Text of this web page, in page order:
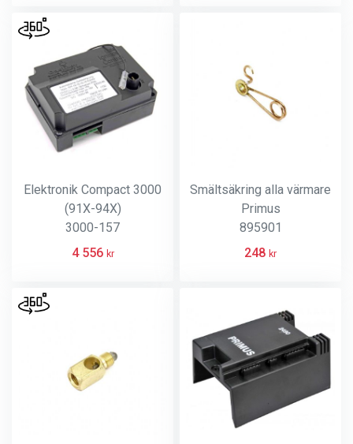
Elektronik Compact 3000
(91X-94X)
3000-157
4 556 kr
Smältsäkring alla värmare
Primus
895901
248 kr